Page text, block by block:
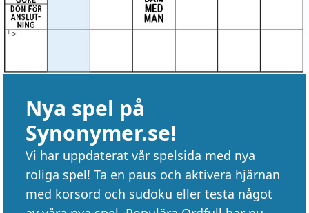
Nya spel på
Synonymer.se!
Vi har uppdaterat vår spelsida med nya
roliga spel! Ta en paus och aktivera hjärnan
med korsord och sudoku eller testa något